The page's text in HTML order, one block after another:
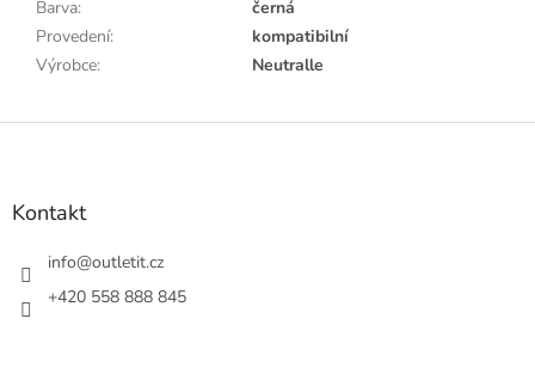
Barva:
černá
Provedení:
kompatibilní
Výrobce: Neutralle
Z
Kontakt
info@outletit.cz
+420 558 888 845